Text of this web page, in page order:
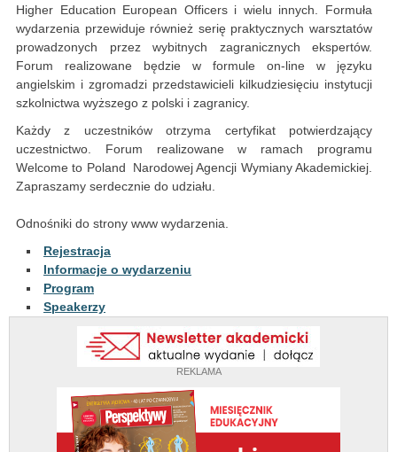
REKLAMA
Higher Education European Officers i wielu innych. Formuła
wydarzenia przewiduje również serię praktycznych warsztatów
prowadzonych przez wybitnych zagranicznych ekspertów.
Forum realizowane będzie w formule on-line w języku
angielskim i zgromadzi przedstawicieli kilkudziesięciu instytucji
szkolnictwa wyższego z polski i zagranicy.
Każdy z uczestników otrzyma certyfikat potwierdzający
uczestnictwo. Forum realizowane w ramach programu
Welcome to Poland Narodowej Agencji Wymiany Akademickiej.
Zapraszamy serdecznie do udziału.
Odnośniki do strony www wydarzenia.
Rejestracja
Informacje o wydarzeniu
Program
Speakerzy